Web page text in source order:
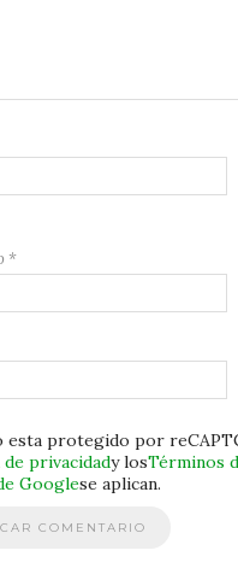
*
esta protegido por
privacidady losTérminos
Googlese aplican.